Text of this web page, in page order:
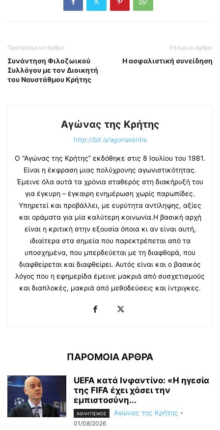
Προηγούμενο άρθρο
Συνάντηση Φιλοζωικού
Συλλόγου με τον Διοικητή
του Ναυστάθμου Κρήτης
Επόμενο άρθρο
Η ασφαλιστική συνείδηση
Αγώνας της Κρήτης
http://bit.ly/agonaskritis
Ο “Αγώνας της Κρήτης” εκδόθηκε στις 8 Ιουλίου του 1981.
Είναι η έκφραση μιας πολύχρονης αγωνιστικότητας.
Έμεινε όλα αυτά τα χρόνια σταθερός στη διακήρυξή του
για έγκυρη – έγκαιρη ενημέρωση χωρίς παρωπίδες.
Υπηρετεί και προβάλλει, με ευρύτητα αντίληψης, αξίες
και οράματα για μία καλύτερη κοινωνία.Η βασική αρχή
είναι η κριτική στην εξουσία όποια κι αν είναι αυτή,
ιδιαίτερα στα σημεία που παρεκτρέπεται από τα
υποσχημένα, που μπερδεύεται με τη διαφθορά, που
διαφθείρεται και διαφθείρει. Αυτός είναι και ο βασικός
λόγος που η εφημερίδα έμεινε μακριά από συσχετισμούς
και διαπλοκές, μακριά από μεθοδεύσεις και ίντριγκες.
ΠΑΡΟΜΟΙΑ ΑΡΘΡΑ
UEFA κατά Ινφαντίνο: «Η ηγεσία
της FIFA έχει χάσει την
εμπιστοσύνη...
ΑΘΛΗΤΙΣΜΟΣ Αγώνας της Κρήτης -
01/08/2026